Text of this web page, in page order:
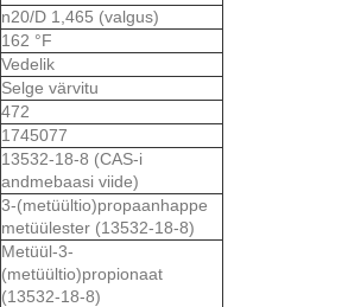
n20/D 1,465 (valgus)
162 °F
Vedelik
Selge värvitu
472
1745077
13532-18-8 (CAS-i
andmebaasi viide)
3-(metüültio)propaanhappe
metüülester (13532-18-8)
Metüül-3-
(metüültio)propionaat
(13532-18-8)